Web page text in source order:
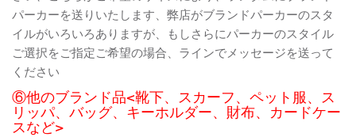
パーカーを送りいたします、弊店がブランドパーカーのスタ
イルがいろいろありますが、もしさらにパーカーのスタイル
ご選択をご指定ご希望の場合、ラインでメッセージを送って
ください
⑥他のブランド品<靴下、スカーフ、ペット服、ス
リッパ、バッグ、キーホルダー、財布、カードケー
スなど>